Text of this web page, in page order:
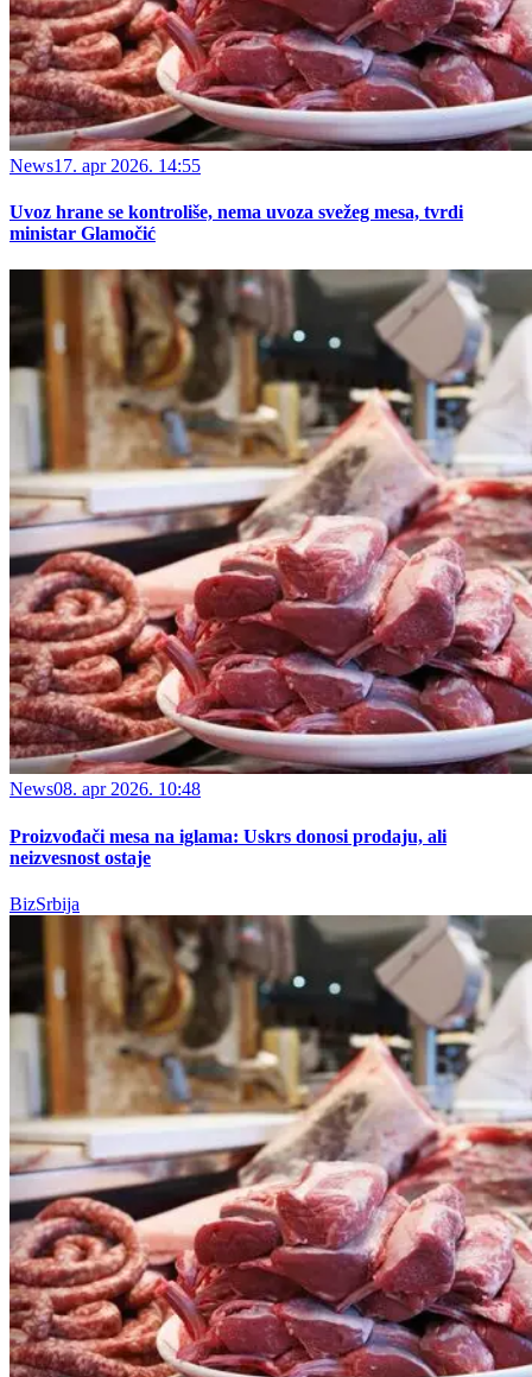
News17. apr 2026. 14:55
Uvoz hrane se kontroliše, nema uvoza svežeg mesa, tvrdi
ministar Glamočić
News08. apr 2026. 10:48
Proizvođači mesa na iglama: Uskrs donosi prodaju, ali
neizvesnost ostaje
BizSrbija